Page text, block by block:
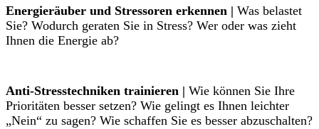
Energieräuber und Stressoren erkennen | Was belastet
Sie? Wodurch geraten Sie in Stress? Wer oder was zieht
Ihnen die Energie ab?
Anti-Stresstechniken trainieren | Wie können Sie Ihre
Prioritäten besser setzen? Wie gelingt es Ihnen leichter
„Nein“ zu sagen? Wie schaffen Sie es besser abzuschalten?